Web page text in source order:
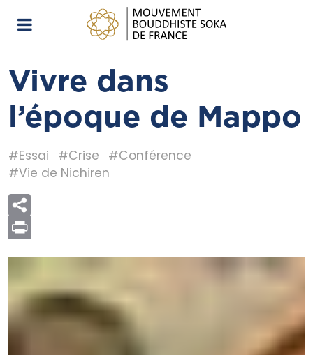
Vivre dans
l’époque de Mappo
#Essai #Crise
#Conférence
#Vie de Nichiren